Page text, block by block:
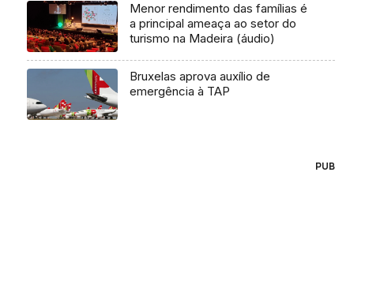
Menor rendimento das famílias é
a principal ameaça ao setor do
turismo na Madeira (áudio)
Bruxelas aprova auxílio de
emergência à TAP
PUB